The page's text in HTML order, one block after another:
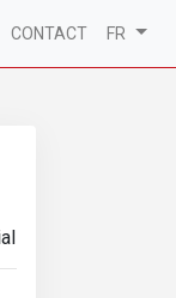
CONTACT FR